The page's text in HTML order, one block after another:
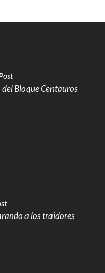
del Bloque Centauros
a los traidores